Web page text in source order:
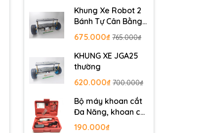
Khung Xe Robot 2
Bánh Tự Cân Bằng
JGB37-520
675.000₫ 765.000₫
KHUNG XE JGA25
thường
620.000₫ 700.000₫
Bộ máy khoan cắt
Đa Năng, khoan cắt
PCB, khoan mạch
190.000₫